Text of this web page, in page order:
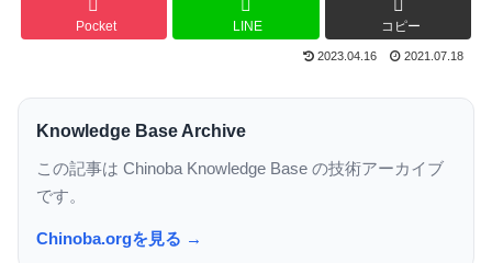
Pocket LINE コピー
2023.04.16 2021.07.18
Knowledge Base Archive
この記事は Chinoba Knowledge Base の技術アーカイブ
です。
Chinoba.orgを見る →